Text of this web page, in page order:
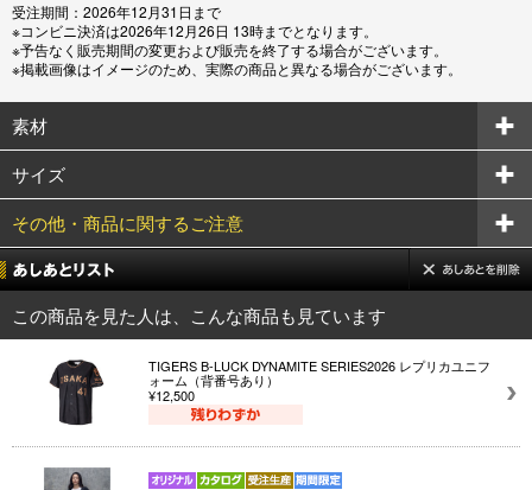
受注期間：2026年12月31日まで
※コンビニ決済は2026年12月26日 13時までとなります。
※予告なく販売期間の変更および販売を終了する場合がございます。
※掲載画像はイメージのため、実際の商品と異なる場合がございます。
素材
サイズ
その他・商品に関するご注意
この商品を見た人は、こんな商品も見ています
TIGERS B-LUCK DYNAMITE SERIES2026 レプリカユニフ
ォーム（背番号あり）
¥12,500